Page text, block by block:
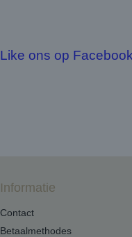
Like ons op
Informatie
Contact
Betaalmethodes